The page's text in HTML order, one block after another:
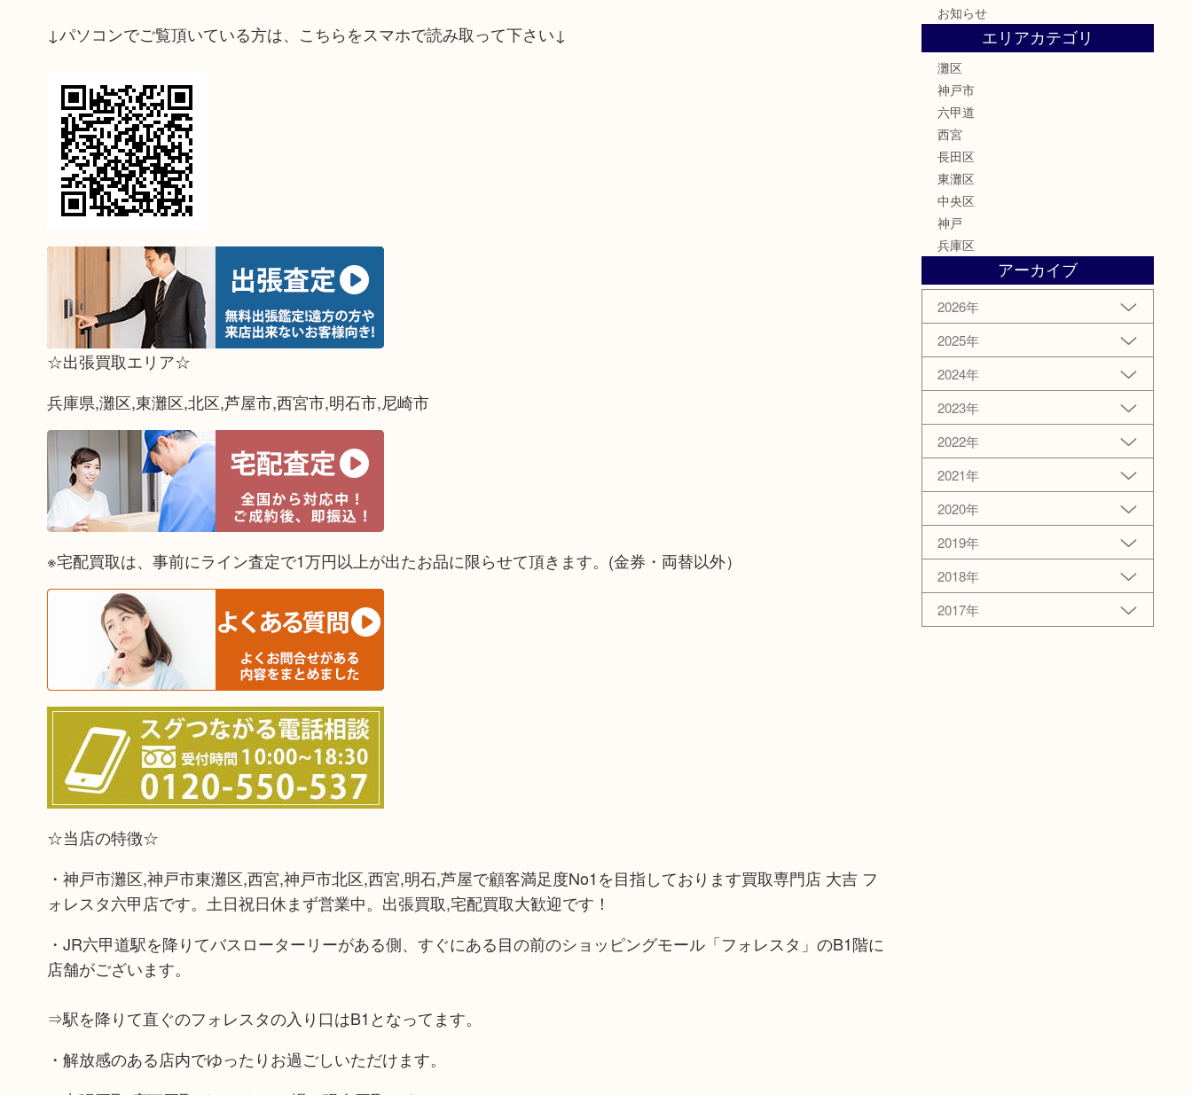
↓パソコンでご覧頂いている方は、こちらをスマホで読み取って下さい↓
☆出張買取エリア☆
兵庫県,灘区,東灘区,北区,芦屋市,西宮市,明石市,尼崎市
※宅配買取は、事前にライン査定で1万円以上が出たお品に限らせて頂きます。(金券・両替以外）
☆当店の特徴☆
・神戸市灘区,神戸市東灘区,西宮,神戸市北区,西宮,明石,芦屋で顧客満足度No1を目指しております買取専門店 大吉 フ
ォレスタ六甲店です。土日祝日休まず営業中。出張買取,宅配買取大歓迎です！
・JR六甲道駅を降りてバスローターリーがある側、すぐにある目の前のショッピングモール「フォレスタ」のB1階に
店舗がございます。
⇒駅を降りて直ぐのフォレスタの入り口はB1となってます。
・解放感のある店内でゆったりお過ごしいただけます。
お知らせ
エリアカテゴリ
灘区
神戸市
六甲道
西宮
長田区
東灘区
中央区
神戸
兵庫区
アーカイブ
2026年
2025年
2024年
2023年
2022年
2021年
2020年
2019年
2018年
2017年